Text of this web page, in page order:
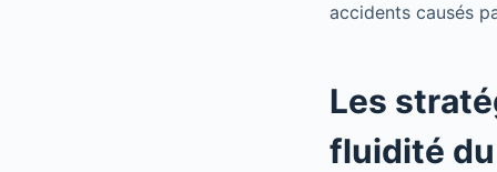
accidents causés
Les
fluidité